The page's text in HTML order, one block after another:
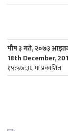
पौष ३ गते, २०७३
18th December,
१५:५७:३६ मा प्रकाशित